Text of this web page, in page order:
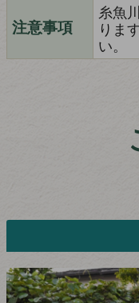
注意事項
糸魚
りま
い。